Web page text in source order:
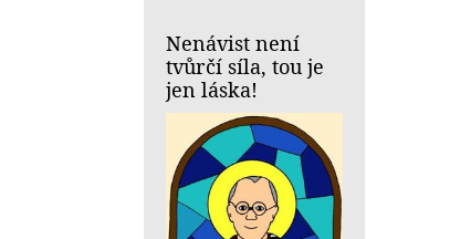
Nenávist není
tvůrčí síla, tou je
jen láska!